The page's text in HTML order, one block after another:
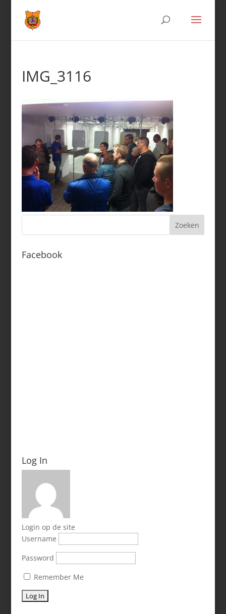
IMG_3116
Facebook
Log In
Login op de site
Username
Password
Remember Me